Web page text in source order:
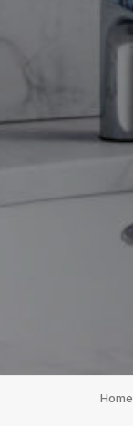
Home